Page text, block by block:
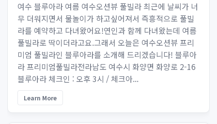
여수 블루아라 여름 여수오션뷰 풀빌라 최근에 날씨가 너
무 더워지면서 물놀이가 하고싶어져서 즉흥적으로 풀빌
라를 예약하고 다녀왔어요!연인과 함께 다녀왔는데 여름
풀빌라로 딱이더라고요.그래서 오늘은 여수오션뷰 프리
미엄 풀빌라인 블루아라를 소개해 드리겠습니다! 블루아
라 프리미엄풀빌라전라남도 여수시 화양면 화양로 2-16
블루아라 체크인 : 오후 3시 / 체크아...
Learn More